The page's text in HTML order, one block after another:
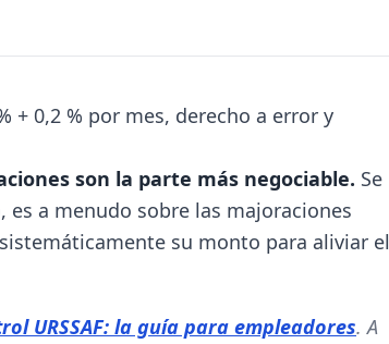
+ 0,2 % por mes, derecho a error y
son la parte más negociable. Se
a menudo sobre las majoraciones
su monto para aliviar el
URSSAF: la guía para empleadores. A